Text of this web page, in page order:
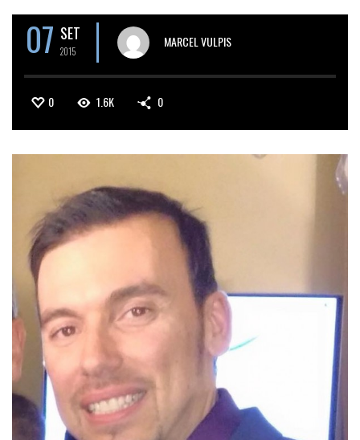
07 SET
2015
MARCEL VULPIS
0 1.6K 0